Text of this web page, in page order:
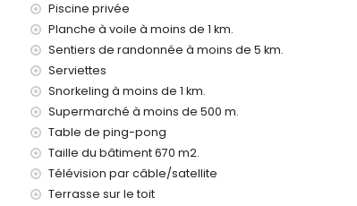
sur 24
Piscine privée
Planche à voile à moins de 1 km.
Sentiers de randonnée à moins de 5 km.
Serviettes
Snorkeling à moins de 1 km.
Supermarché à moins de 500 m.
Table de ping-pong
Taille du bâtiment 670 m2.
Télévision par câble/satellite
Terrasse sur le toit